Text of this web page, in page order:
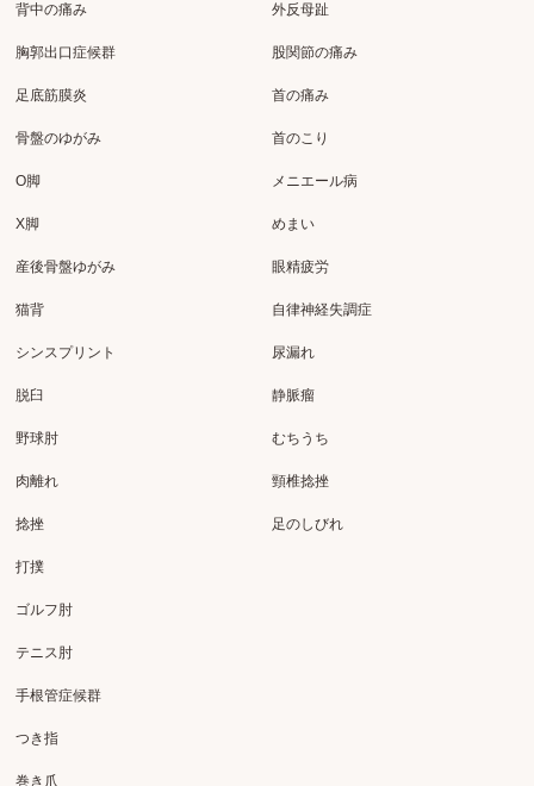
背中の痛み
胸郭出口症候群
外反母趾
股関節の痛み
足底筋膜炎
骨盤のゆがみ
O脚
X脚
産後骨盤ゆがみ
猫背
シンスプリント
脱臼
野球肘
肉離れ
捻挫
首の痛み
首のこり
メニエール病
めまい
眼精疲労
自律神経失調症
尿漏れ
静脈瘤
むちうち
頸椎捻挫
足のしびれ
打撲
ゴルフ肘
テニス肘
手根管症候群
つき指
巻き爪